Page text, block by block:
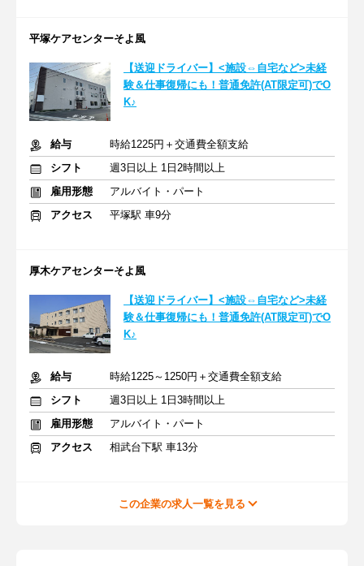
平塚ケアセンターそよ風
【送迎ドライバー】<施設⇔自宅など>未経
験＆仕事復帰にも！普通免許(AT限定可)でO
K♪
給与
時給1225円＋交通費全額支給
シフト
週3日以上 1日2時間以上
雇用形態
アルバイト・パート
アクセス
平塚駅 車9分
厚木ケアセンターそよ風
【送迎ドライバー】<施設⇔自宅など>未経
験＆仕事復帰にも！普通免許(AT限定可)でO
K♪
給与
時給1225～1250円＋交通費全額支給
シフト
週3日以上 1日3時間以上
雇用形態
アルバイト・パート
アクセス
相武台下駅 車13分
この企業の求人一覧を見る